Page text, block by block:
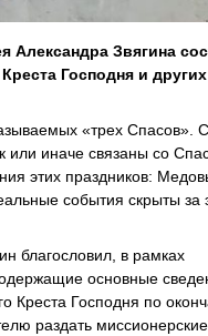
Александра Звягина
Господня и других
«трех Спасов».
или иначе связаны со
этих праздников:
события скрыты за
благословил, в рамках
основные
Креста Господня по
раздать миссионерские